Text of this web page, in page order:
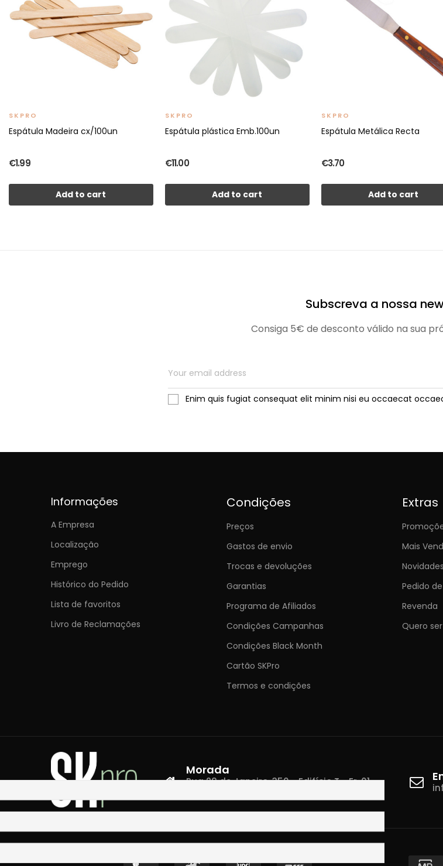
SKPRO
Espátula Madeira cx/100un
€1.99
Add to cart
SKPRO
Espátula plástica Emb.100un
€11.00
Add to cart
SKPRO
Espátula Metálica Recta
€3.70
Add to cart
Subscreva a nossa
Consiga 5€ de desconto válido na sua
Enim quis fugiat consequat elit minim nisi eu occaecat
Informações
A Empresa
Localização
Emprego
Histórico do Pedido
Lista de favoritos
Livro de Reclamações
Condições
Preços
Gastos de envio
Trocas e devoluções
Garantias
Programa de Afiliados
Condições Campanhas
Condições Black Month
Cartão SKPro
Termos e condições
Extras
Mais
Novidades
Pedido
Revenda
Quero
Morada
Rua 28 de Janeiro, 350 - Edifício T - Fr. 01